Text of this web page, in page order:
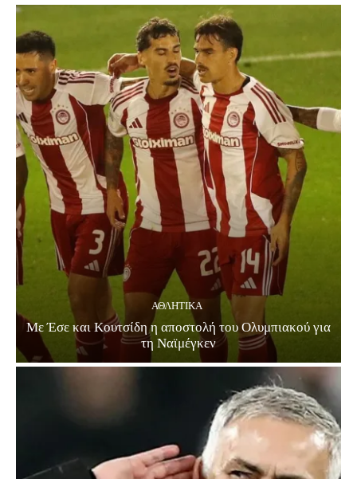
ΑΘΛΗΤΙΚΑ
Με Έσε και Κουτσίδη η αποστολή του Ολυμπιακού για
τη Ναϊμέγκεν